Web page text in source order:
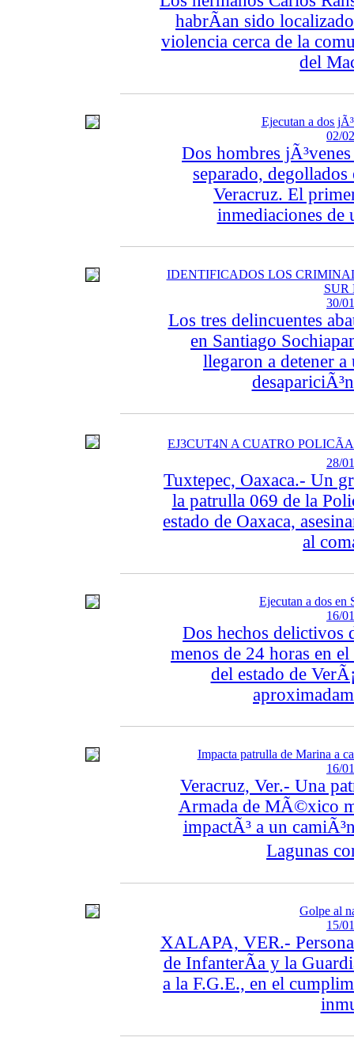
habrÃ­an sido
violencia cerca de la
del
Ejecutan a dos
02/
Dos hombres
separado,
Veracruz. El
inmediaciones de
IDENTIFICADOS LOS
SUR
30/
Los tres delincuentes
en Santiago
llegaron a detener a
EJ3CUT4N A CUATRO
28/
Tuxtepec, Oaxaca.- Un
la patrulla 069 de la
estado de Oaxaca,
al
Ejecutan a dos en
16/
Dos hechos delictivos
menos de 24 horas en
del estado de
Impacta patrulla de Marina a
16/
Veracruz, Ver.- Una
Armada de MÃ©xico
impactÃ³ a un
Lagunas
Golpe al
15/
XALAPA, VER.-
de InfanterÃ­a y la
a la F.G.E., en el